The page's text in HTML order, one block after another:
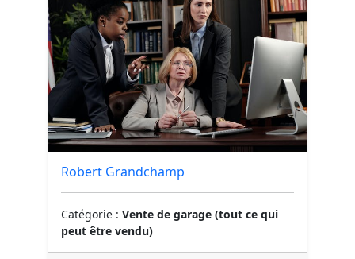
Robert Grandchamp
Catégorie : Vente de garage (tout ce qui
peut être vendu)